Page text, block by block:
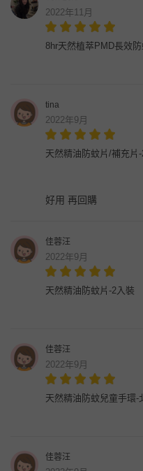
2022年11月
8hr天然植萃PMD長效防
tina
2022年9月
天然精油防蚊片/補充片
好用 再回購
佳蓉汪
2022年9月
天然精油防蚊片-2入裝
佳蓉汪
2022年9月
天然精油防蚊兒童手環-
佳蓉汪